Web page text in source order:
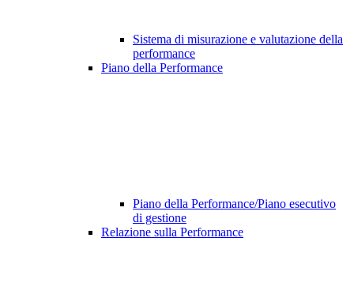
Sistema di misurazione e valutazione della
performance
Piano della Performance
Piano della Performance/Piano esecutivo
di gestione
Relazione sulla Performance